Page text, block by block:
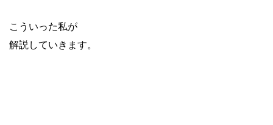
こういった私が
解説していきます。